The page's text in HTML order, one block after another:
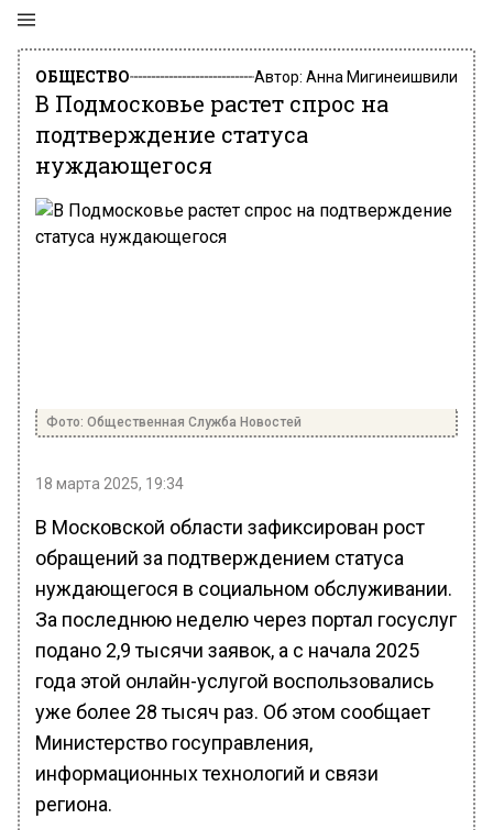
ОБЩЕСТВО Автор: Анна Мигинеишвили
В Подмосковье растет спрос на
подтверждение статуса
нуждающегося
Фото: Общественная Служба Новостей
18 марта 2025, 19:34
В Московской области зафиксирован рост
обращений за подтверждением статуса
нуждающегося в социальном обслуживании.
За последнюю неделю через портал госуслуг
подано 2,9 тысячи заявок, а с начала 2025
года этой онлайн-услугой воспользовались
уже более 28 тысяч раз. Об этом сообщает
Министерство госуправления,
информационных технологий и связи
региона.